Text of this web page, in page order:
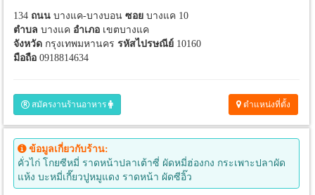
134 ถนน บางแค-บางบอน ซอย บางแค 10
ตำบล บางแค อำเภอ เขตบางแค
จังหวัด กรุงเทพมหานคร รหัสไปรษณีย์ 10160
มือถือ 0918814634
สมัครงานร้านอาหาร ตำแหน่งที่ตั้ง
ข้อมูลเกี่ยวกับร้าน:
คั่วไก่ โกยซีหมี่ ราดหน้าปลาเต้าซี่ ผัดหมี่ฮ่องกง กระเพาะปลาผัด
แห้ง บะหมี่เกี๊ยวปูหมูแดง ราดหน้า ผัดซีอิ๊ว